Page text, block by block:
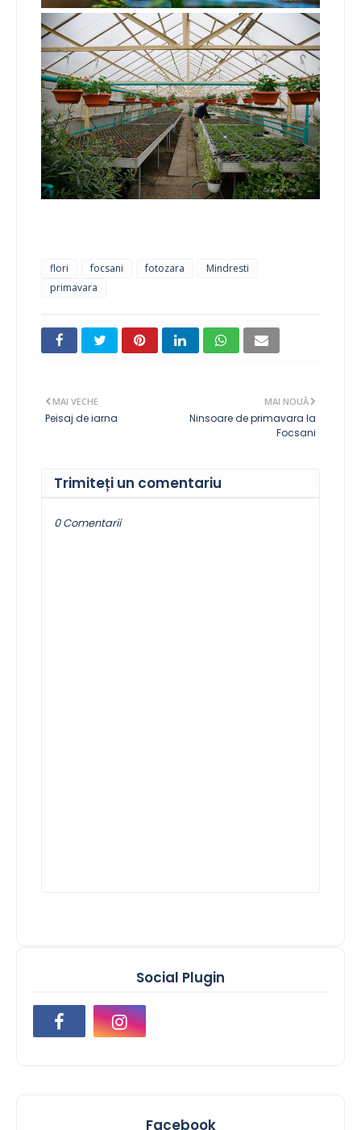
flori focsani fotozara
Mindresti
primavara
MAI NOUĂ
Ninsoare de primavara la
Focsani
MAI VECHE
Peisaj de iarna
Trimiteți un comentariu
0 Comentarii
Social Plugin
Facebook